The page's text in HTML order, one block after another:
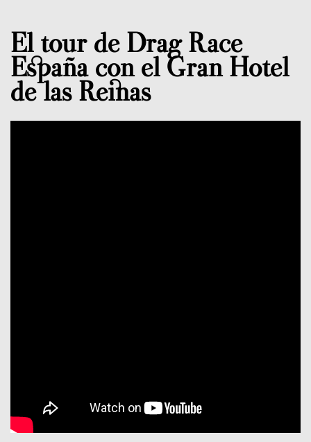
El tour de Drag Race
España con el Gran Hotel
de las Reinas